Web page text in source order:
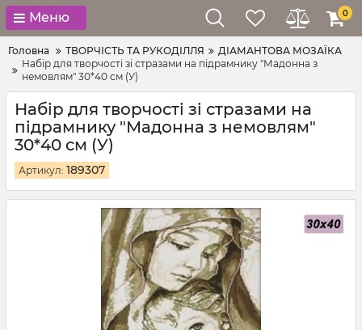
Меню 0
Головна ТВОРЧІСТЬ ТА РУКОДІЛЛЯ
ДІАМАНТОВА МОЗАЇКА
Набір для творчості зі стразами на підрамнику "Мадонна з
немовлям" 30*40 см (У)
Набір для творчості зі стразами на
підрамнику "Мадонна з немовлям"
30*40 см (У)
Артикул: 189307